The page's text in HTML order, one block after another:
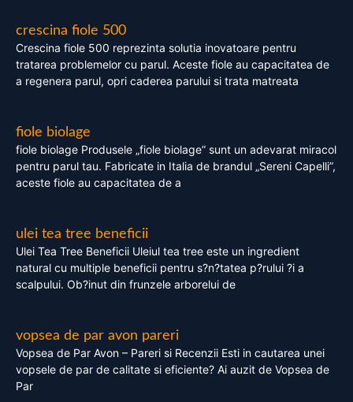
crescina fiole 500
Crescina fiole 500 reprezinta solutia inovatoare pentru
tratarea problemelor cu parul. Aceste fiole au capacitatea de
a regenera parul, opri caderea parului si trata matreata
fiole biolage
fiole biolage Produsele „fiole biolage” sunt un adevarat miracol
pentru parul tau. Fabricate in Italia de brandul „Sereni Capelli”,
aceste fiole au capacitatea de a
ulei tea tree beneficii
Ulei Tea Tree Beneficii Uleiul tea tree este un ingredient
natural cu multiple beneficii pentru s?n?tatea p?rului ?i a
scalpului. Ob?inut din frunzele arborelui de
vopsea de par avon pareri
Vopsea de Par Avon – Pareri si Recenzii Esti in cautarea unei
vopsele de par de calitate si eficiente? Ai auzit de Vopsea de
Par